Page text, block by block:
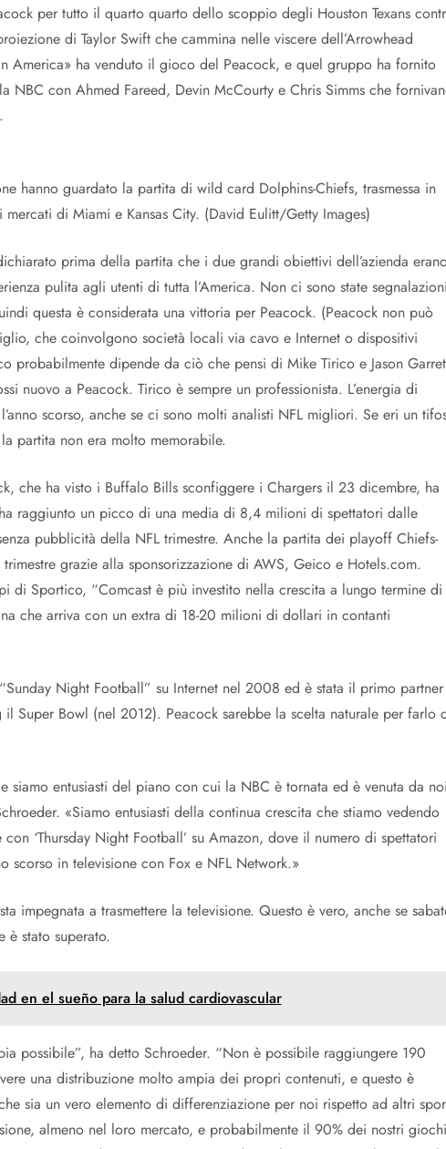
per tutto il quarto quarto dello scoppio degli Houston Texans
di Taylor Swift che cammina nelle viscere dell’Arrowhead
America» ​​ha venduto il gioco del Peacock, e quel gruppo ha fornito
NBC con Ahmed Fareed, Devin McCourty e Chris Simms che
hanno guardato la partita di wild card Dolphins-Chiefs, trasmessa in
di Miami e Kansas City. (David Eulitt/Getty Images)
prima della partita che i due grandi obiettivi dell’azienda
pulita agli utenti di tutta l’America. Non ci sono state segnalazioni
questa è considerata una vittoria per Peacock. (Peacock non può
che coinvolgono società locali via cavo e Internet o dispositivi
probabilmente dipende da ciò che pensi di Mike Tirico e Jason
nuovo a Peacock. Tirico è sempre un professionista. L’energia di
scorso, anche se ci sono molti analisti NFL migliori. Se eri un
partita non era molto memorabile.
che ha visto i Buffalo Bills sconfiggere i Chargers il 23 dicembre, ha
raggiunto un picco di una media di 8,4 milioni di spettatori dalle
pubblicità della NFL trimestre. Anche la partita dei playoff Chiefs-
grazie alla sponsorizzazione di AWS, Geico e Hotels.com.
di Sportico, “Comcast è più investito nella crescita a lungo termine di
che arriva con un extra di 18-20 milioni di dollari in contanti
Night Football” su Internet nel 2008 ed è stata il primo partner
il Super Bowl (nel 2012). Peacock sarebbe la scelta naturale per farlo
siamo entusiasti del piano con cui la NBC è tornata ed è venuta da noi
«Siamo entusiasti della continua crescita che stiamo vedendo
‘Thursday Night Football’ su Amazon, dove il numero di spettatori
scorso in televisione con Fox e NFL Network.»
impegnata a trasmettere la televisione. Questo è vero, anche se
è stato superato.
en el sueño para la salud cardiovascular
possibile”, ha detto Schroeder. “Non è possibile raggiungere 190
una distribuzione molto ampia dei propri contenuti, e questo è
sia un vero elemento di differenziazione per noi rispetto ad altri
almeno nel loro mercato, e probabilmente il 90% dei nostri giochi